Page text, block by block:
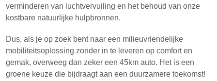
verminderen van luchtvervuiling en het behoud van onze
kostbare natuurlijke hulpbronnen.
Dus, als je op zoek bent naar een milieuvriendelijke
mobiliteitsoplossing zonder in te leveren op comfort en
gemak, overweeg dan zeker een 45km auto. Het is een
groene keuze die bijdraagt aan een duurzamere toekomst!